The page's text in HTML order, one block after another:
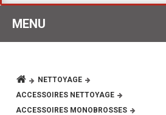
MENU
NETTOYAGE
ACCESSOIRES NETTOYAGE
ACCESSOIRES MONOBROSSES